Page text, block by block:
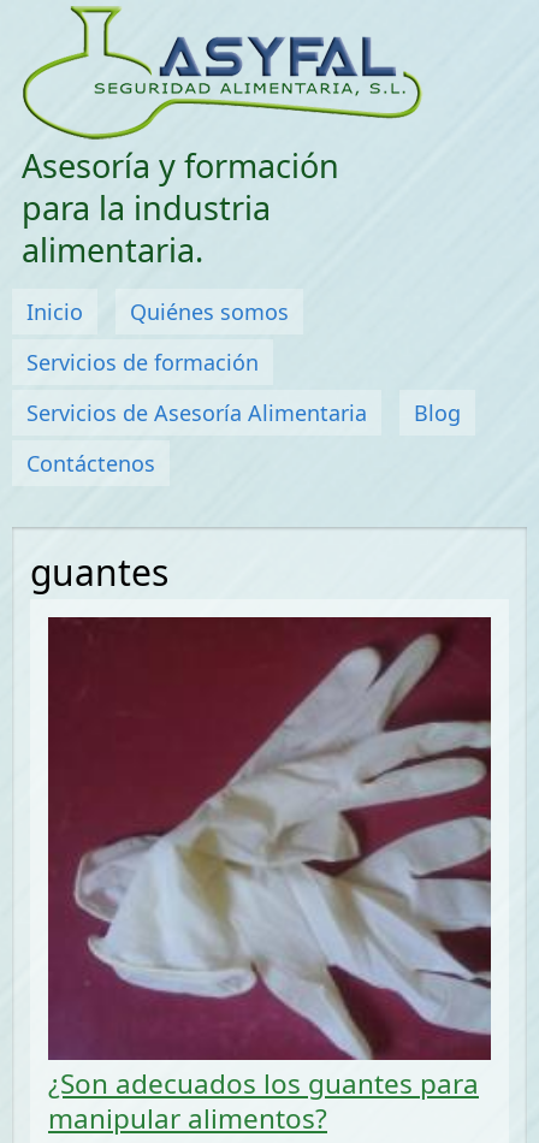
Asesoría y formación
para la industria
alimentaria.
Menú principal
Inicio
Quiénes somos
Servicios de formación
Servicios de Asesoría Alimentaria
Blog
Contáctenos
guantes
¿Son adecuados los guantes para
manipular alimentos?